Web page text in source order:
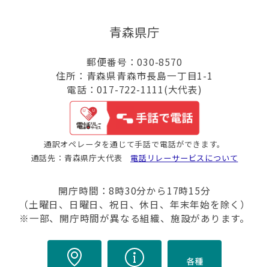
青森県庁
郵便番号：030-8570
住所：青森県青森市長島一丁目1-1
電話：017-722-1111(大代表)
通訳オペレータを通じて手話で電話ができます。
通話先：青森県庁大代表 電話リレーサービスについて
開庁時間：8時30分から17時15分
（土曜日、日曜日、祝日、休日、年末年始を除く）
※一部、開庁時間が異なる組織、施設があります。